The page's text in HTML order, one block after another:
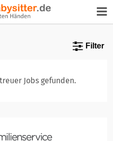
Filter
Jobs gefunden.